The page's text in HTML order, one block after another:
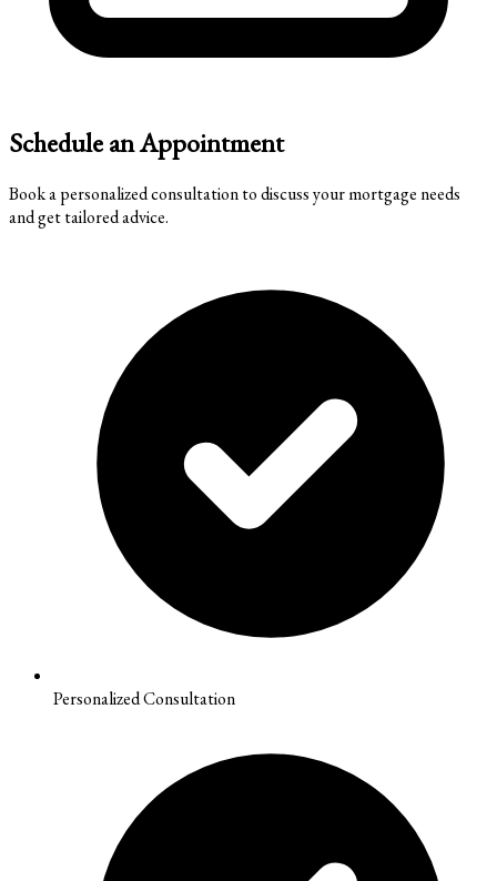
Schedule an Appointment
Book a personalized consultation to discuss your mortgage needs
and get tailored advice.
Personalized Consultation